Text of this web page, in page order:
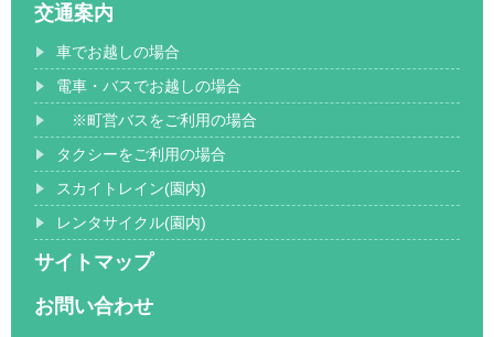
交通案内
車でお越しの場合
電車・バスでお越しの場合
※町営バスをご利用の場合
タクシーをご利用の場合
スカイトレイン(園内)
レンタサイクル(園内)
サイトマップ
お問い合わせ